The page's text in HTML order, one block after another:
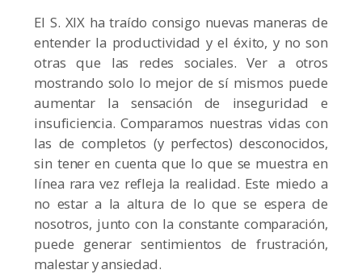
El S. XIX ha traído consigo nuevas maneras de
entender la productividad y el éxito, y no son
otras que las redes sociales. Ver a otros
mostrando solo lo mejor de sí mismos puede
aumentar la sensación de inseguridad e
insuficiencia. Comparamos nuestras vidas con
las de completos (y perfectos) desconocidos,
sin tener en cuenta que lo que se muestra en
línea rara vez refleja la realidad. Este miedo a
no estar a la altura de lo que se espera de
nosotros, junto con la constante comparación,
puede generar sentimientos de frustración,
malestar y ansiedad.